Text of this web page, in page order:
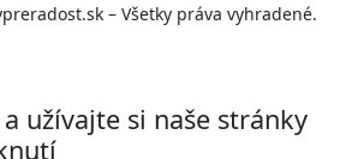
– Všetky práva vyhradené.
užívajte si naše stránky